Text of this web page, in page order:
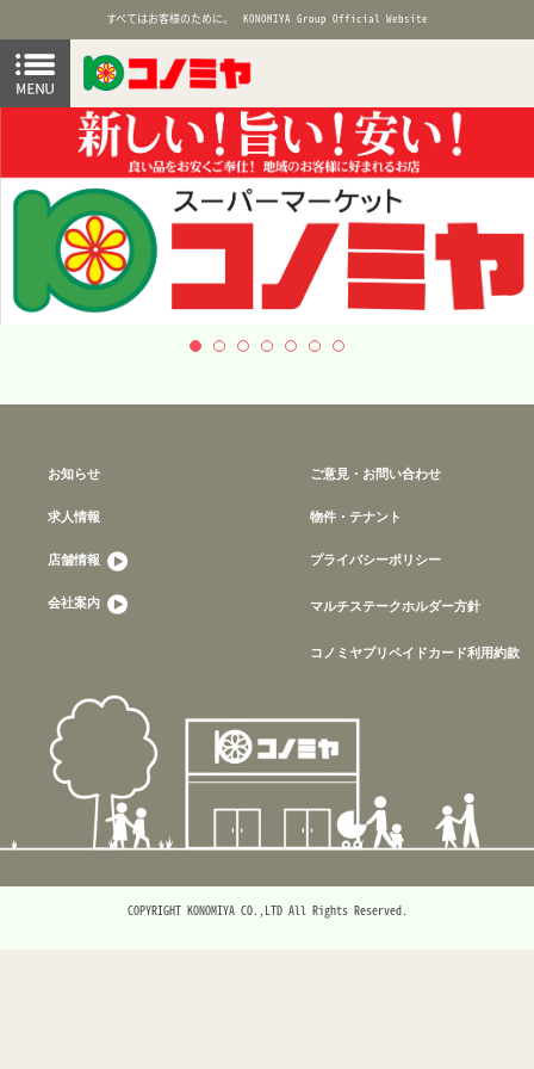
すべてはお客様のために。 KONOMIYA Group Official Website
お知らせ
求人情報
店舗情報
会社案内
ご意見・お問い合わせ
物件・テナント
プライバシーポリシー
マルチステークホルダー方針
コノミヤプリペイドカード利用約款
COPYRIGHT KONOMIYA CO.,LTD All Rights Reserved.